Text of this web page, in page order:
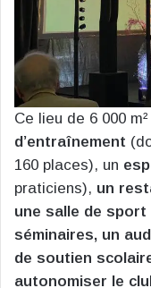
Ce lieu de 6 000
d’entraînement
160 places), un
praticiens), un
une salle de sport
séminaires, un
de soutien
autonomiser le